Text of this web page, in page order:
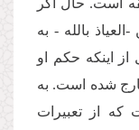
است. حال اگر
بالله - به
اینكه حكم او
شده است. به
كه از تعبیرات